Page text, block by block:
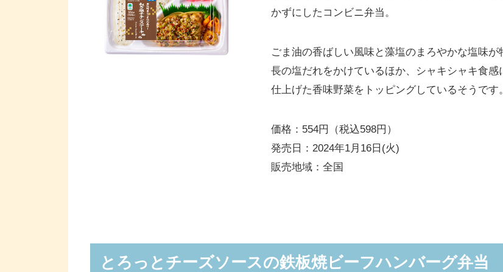
かずにしたコンビニ弁当。
ごま油の香ばしい風味と藻塩のまろやかな塩味が
長の塩だれをかけているほか、シャキシャキ食感
仕上げた香味野菜をトッピングしているそうです。
価格：554円（税込598円）
発売日：2024年1月16日(火)
販売地域：全国
とろっとチーズソースの鉄板焼ビーフハンバーグ弁当